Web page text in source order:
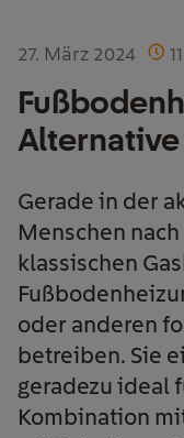
27. März 2024 11
Gerade in der
Menschen
klassischen
oder anderen
betreiben. Sie
geradezu ideal
Kombination